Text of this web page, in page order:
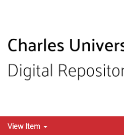
View Item